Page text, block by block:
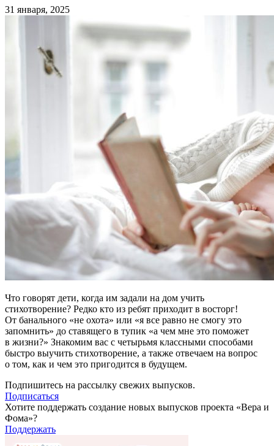
31 января, 2025
Что говорят дети, когда им задали на дом учить
стихотворение? Редко кто из ребят приходит в восторг!
От банального «не охота» или «я все равно не смогу это
запомнить» до ставящего в тупик «а чем мне это поможет
в жизни?» Знакомим вас с четырьмя классными способами
быстро выучить стихотворение, а также отвечаем на вопрос
о том, как и чем это пригодится в будущем.
Подпишитесь на рассылку свежих выпусков.
Подписаться
Хотите поддержать создание новых выпусков проекта «Вера и
Фома»?
Поддержать